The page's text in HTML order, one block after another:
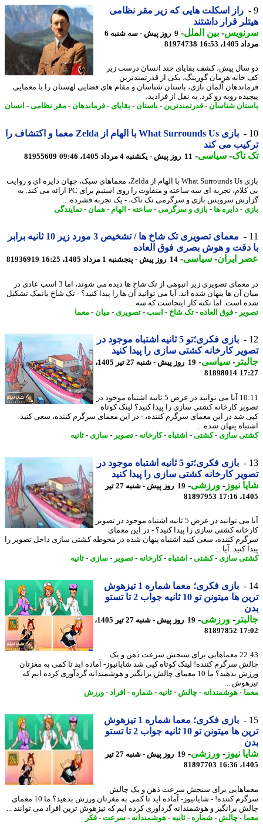
راز اسکلت هایی که زیر مقر نظامی
قرار داشتند
-بین الملل-
9 روز پیش - سه شنبه 6
16:53
81974738
پیش، کشف بقایای چند انسان درست زیر
هرمان گورینگ، یکی از قدرتمندترین
آلمان نازی، باستان شناسان و مقام های قضایی لهستان را با معمایی
روبه رو کرد. به نقل از فرادید،
شناسان-قدرتمندترین- باستان-بقایای-فرماندهان-مقر نظامی-انسان
بازی What Surrounds Us با الهام از Zelda معما و اکتشاف را
می کند
-سیاسی-11 روز پیش - یکشنبه 4 مرداد 1405، 09:46 81955609
بازی What Surrounds Us با الهام از Zelda، معماهای سبک، جهان دایره ای و روایت
بی کلام، تجربه ای سه ساعته و متفاوت را روی استیم برای PC ارائه می کند. به
سرویس بازی و سرگرمی تک ناک، - یک تجربه فشرده ...
- دایره ها - بازی و سرگرمی-ساعته-الهام -همان-نمایندگی
معمای تصویری تک شاخ ها / تشخیص 3 مورد زیر 10 ثانیه برابر
دقت و هوش بصری فوق العاده
ایران- سیاسی-14 روز پیش - پنجشنبه 1 مرداد 1405، 16:25 81936919
در معمای تصویری زیر انبوهی از تک شاخ ها دیده می شوند، اما 3 اسب عادی در
آن ها پنهان شده اند. آیا می توانید آن ها را پیدا کنید؟ - تک شاخ بانمک تشکیل
است. اما نکته کار اینجاست که سه ...
-فوق العاده-تک شاخ -اسب -تصویری- میان-معما
بازی فکری؛تو 5 ثانیه اشتباه موجود در
کارخانه کشتی سازی را پیدا کنید
-سیاسی-
19 روز پیش - شنبه 27 تیر 1405،
81898014
10:11 آیا می توانید در عرض 5 ثانیه اشتباه موجود در
کارخانه کشتی سازی را پیدا کنید؟ لینک کوتاه
شد در این معمای سرگرم کننده، - در این معمای سرگرم کننده، سعی کنید
پنهان شده ...
سازی- کشتی-اشتباه-کارخانه -تصویر-سازی- ثانیه
بازی فکری؛تو 5 ثانیه اشتباه موجود در
کارخانه کشتی سازی را پیدا کنید
نیوز-ورزشی-
19 روز پیش - شنبه 27 تیر
81897953
آیا می توانید در عرض 5 ثانیه اشتباه موجود در تصویر
کشتی سازی را پیدا کنید؟ - در این معمای
کننده، سعی کنید اشتباه پنهان شده در محوطه کشتی سازی داخل تصویر را
کنید. آیا ...
سازی- کشتی-اشتباه-کارخانه -تصویر-سازی- ثانیه
بازی فکری؛ معما شماره 1 تیزهوش
ترین ها میتونن تو 10 ثانیه جواب 2 تا تستو
-ورزشی-
19 روز پیش - شنبه 27 تیر 1405،
81897852
22:43 معماهایی برای سنجش سرعت ذهن و یک
سرگرم کننده! لینک کوتاه کپی شد شایانیوز- آماده اید تا کمی به مغزتان
ورزش بدهید؟ ما 10 معمای چالش برانگیز و هوشمندانه گردآوری کرده ایم که
...
-هوشمندانه- چالش-ثانیه -شماره-افراد - ورزش
بازی فکری؛ معما شماره 1 تیزهوش
ترین ها میتونن تو 10 ثانیه جواب 2 تا تستو
نیوز-ورزشی-
19 روز پیش - شنبه 27 تیر
81897703
برای سنجش سرعت ذهن و یک چالش
سرگرم کننده! - شایانیوز- آماده اید تا کمی به مغزتان ورزش بدهید؟ ما 10 معمای
برانگیز و هوشمندانه گردآوری کرده ایم که تیزهوش ترین افراد می توانند ...
-چالش-شماره-ثانیه -هوشمندانه- سرعت -فکر